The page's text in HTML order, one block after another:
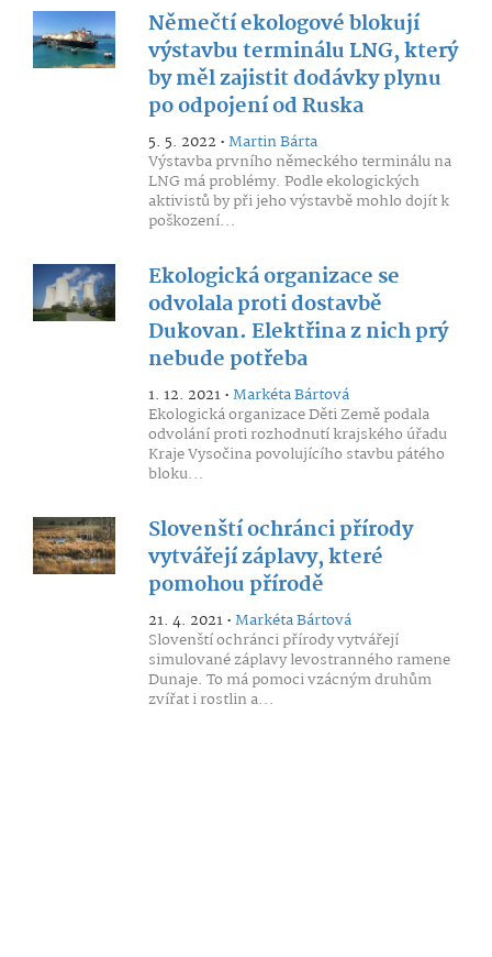
Němečtí ekologové blokují
výstavbu terminálu LNG, který
by měl zajistit dodávky plynu
po odpojení od Ruska
5. 5. 2022 •Martin Bárta
Výstavba prvního německého terminálu na
LNG má problémy. Podle ekologických
aktivistů by při jeho výstavbě mohlo dojít k
poškození...
Ekologická organizace se
odvolala proti dostavbě
Dukovan. Elektřina z nich prý
nebude potřeba
1. 12. 2021 •Markéta Bártová
Ekologická organizace Děti Země podala
odvolání proti rozhodnutí krajského úřadu
Kraje Vysočina povolujícího stavbu pátého
bloku...
Slovenští ochránci přírody
vytvářejí záplavy, které
pomohou přírodě
21. 4. 2021 •Markéta Bártová
Slovenští ochránci přírody vytvářejí
simulované záplavy levostranného ramene
Dunaje. To má pomoci vzácným druhům
zvířat i rostlin a...